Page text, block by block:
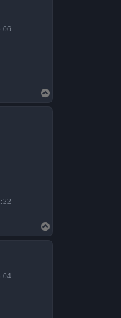
a
c
a
c